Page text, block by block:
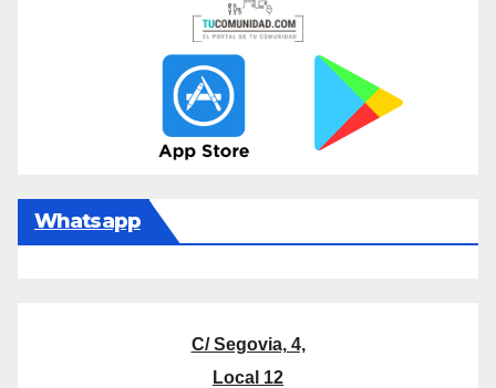
Whatsapp
C/ Segovia, 4,
Local 12